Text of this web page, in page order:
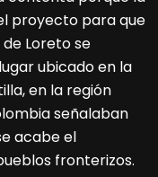
proyecto para que
Loreto se
ubicado en la
en la región
señalaban
acabe el
fronterizos.